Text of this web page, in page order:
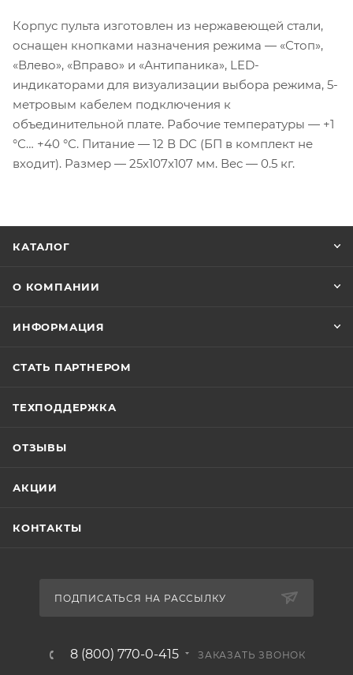
Корпус пульта изготовлен из нержавеющей стали,
оснащен кнопками назначения режима — «Стоп»,
«Влево», «Вправо» и «Антипаника», LED-
индикаторами для визуализации выбора режима, 5-
метровым кабелем подключения к
объединительной плате. Рабочие температуры — +1
°С… +40 °С. Питание — 12 В DC (БП в комплект не
входит). Размер — 25x107x107 мм. Вес — 0.5 кг.
КАТАЛОГ
О КОМПАНИИ
ИНФОРМАЦИЯ
СТАТЬ ПАРТНЕРОМ
ТЕХПОДДЕРЖКА
ОТЗЫВЫ
АКЦИИ
КОНТАКТЫ
ПОДПИСАТЬСЯ НА РАССЫЛКУ
8 (800) 770-0-415 ЗАКАЗАТЬ ЗВОНОК